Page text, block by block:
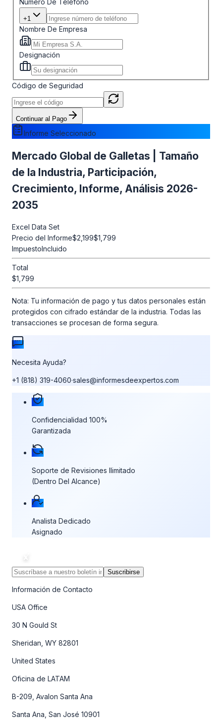
+1
Nombre De Empresa
Designación
Código de Seguridad
Continuar al Pago
Informe Seleccionado
Mercado Global de Galletas | Tamaño
de la Industria, Participación,
Crecimiento, Informe, Análisis 2026-
2035
Excel Data Set
Precio del Informe$2,199$1,799
ImpuestoIncluido
Total
$1,799
Nota: Tu información de pago y tus datos personales están
protegidos con cifrado estándar de la industria. Todas las
transacciones se procesan de forma segura.
Necesita Ayuda?
+1 (818) 319-4060·sales@informesdeexpertos.com
Nuestras garantías de compra
Confidencialidad 100%
Garantizada
Soporte de Revisiones Ilimitado
(Dentro Del Alcance)
Analista Dedicado
Asignado
Suscribirse
Información de Contacto
USA Office
30 N Gould St
Sheridan, WY 82801
United States
Oficina de LATAM
B-209, Avalon Santa Ana
Santa Ana, San José 10901